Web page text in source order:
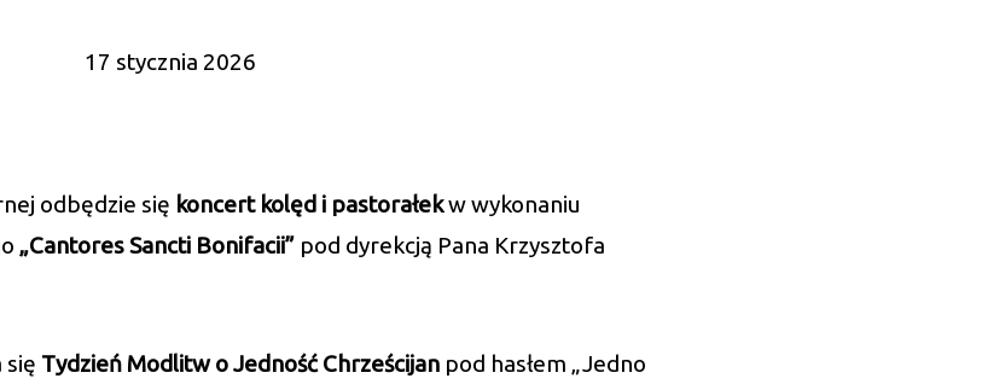
17 stycznia 2026
odbędzie się koncert kolęd i pastorałekw wykonaniu
„Cantores Sancti Bonifacii” pod dyrekcją Pana Krzysztofa
się Tydzień Modlitw o Jedność Chrześcijan pod hasłem „Jedno